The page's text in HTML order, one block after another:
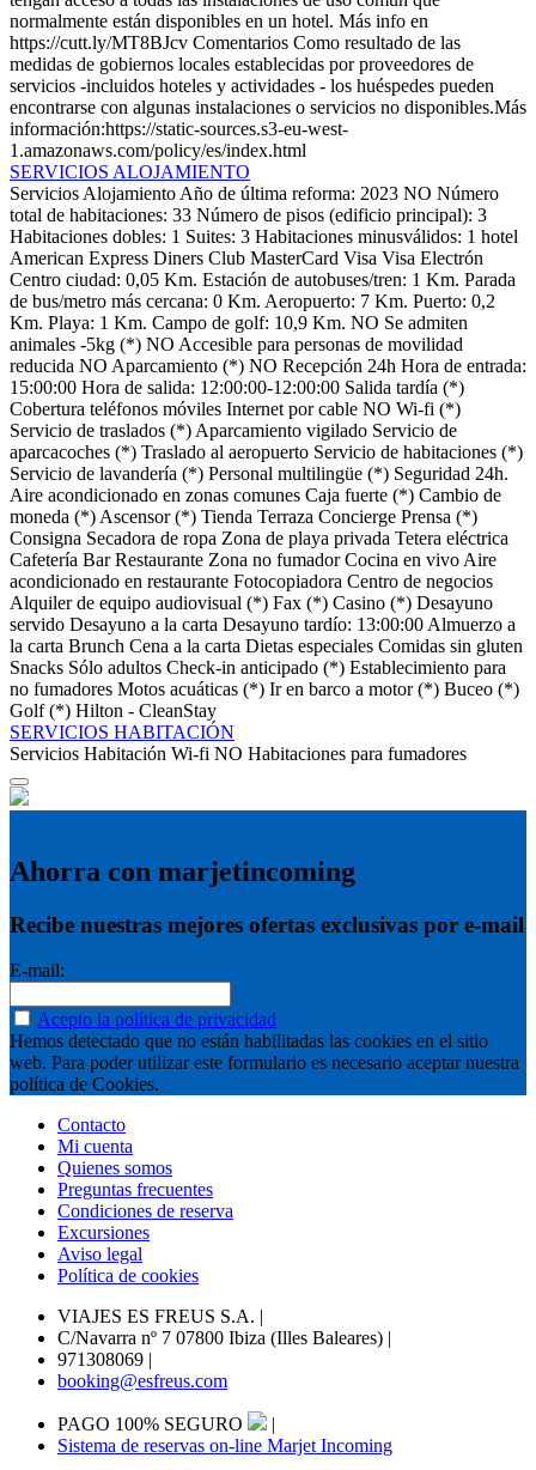
normalmente están disponibles en un hotel. Más info en
https://cutt.ly/MT8BJcv Comentarios Como resultado de las
medidas de gobiernos locales establecidas por proveedores de
servicios -incluidos hoteles y actividades - los huéspedes pueden
encontrarse con algunas instalaciones o servicios no disponibles.Más
información:https://static-sources.s3-eu-west-
1.amazonaws.com/policy/es/index.html
SERVICIOS ALOJAMIENTO
Servicios Alojamiento Año de última reforma: 2023 NO Número
total de habitaciones: 33 Número de pisos (edificio principal): 3
Habitaciones dobles: 1 Suites: 3 Habitaciones minusválidos: 1 hotel
American Express Diners Club MasterCard Visa Visa Electrón
Centro ciudad: 0,05 Km. Estación de autobuses/tren: 1 Km. Parada
de bus/metro más cercana: 0 Km. Aeropuerto: 7 Km. Puerto: 0,2
Km. Playa: 1 Km. Campo de golf: 10,9 Km. NO Se admiten
animales -5kg (*) NO Accesible para personas de movilidad
reducida NO Aparcamiento (*) NO Recepción 24h Hora de entrada:
15:00:00 Hora de salida: 12:00:00-12:00:00 Salida tardía (*)
Cobertura teléfonos móviles Internet por cable NO Wi-fi (*)
Servicio de traslados (*) Aparcamiento vigilado Servicio de
aparcacoches (*) Traslado al aeropuerto Servicio de habitaciones (*)
Servicio de lavandería (*) Personal multilingüe (*) Seguridad 24h.
Aire acondicionado en zonas comunes Caja fuerte (*) Cambio de
moneda (*) Ascensor (*) Tienda Terraza Concierge Prensa (*)
Consigna Secadora de ropa Zona de playa privada Tetera eléctrica
Cafetería Bar Restaurante Zona no fumador Cocina en vivo Aire
acondicionado en restaurante Fotocopiadora Centro de negocios
Alquiler de equipo audiovisual (*) Fax (*) Casino (*) Desayuno
servido Desayuno a la carta Desayuno tardío: 13:00:00 Almuerzo a
la carta Brunch Cena a la carta Dietas especiales Comidas sin gluten
Snacks Sólo adultos Check-in anticipado (*) Establecimiento para
no fumadores Motos acuáticas (*) Ir en barco a motor (*) Buceo (*)
Golf (*) Hilton - CleanStay
SERVICIOS HABITACIÓN
Servicios Habitación Wi-fi NO Habitaciones para fumadores
Ahorra con marjetincoming
Recibe nuestras mejores ofertas exclusivas por e-mail
E-mail:
Acepto la política de privacidad
Hemos detectado que no están habilitadas las cookies en el sitio
web. Para poder utilizar este formulario es necesario aceptar nuestra
política de Cookies.
Contacto
Mi cuenta
Quienes somos
Preguntas frecuentes
Condiciones de reserva
Excursiones
Aviso legal
Política de cookies
VIAJES ES FREUS S.A.
C/Navarra nº 7 07800 Ibiza (Illes Baleares)
971308069
booking@esfreus.com
PAGO 100% SEGURO
Sistema de reservas on-line Marjet Incoming